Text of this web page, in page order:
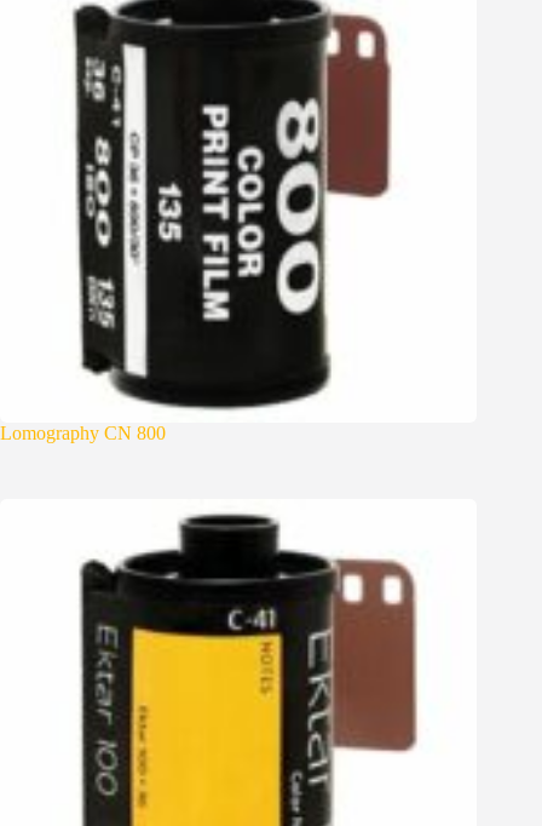
Lomography CN 800